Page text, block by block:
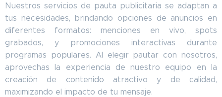
Nuestros servicios de pauta publicitaria se adaptan a
tus necesidades, brindando opciones de anuncios en
diferentes formatos: menciones en vivo, spots
grabados, y promociones interactivas durante
programas populares. Al elegir pautar con nosotros,
aprovechas la experiencia de nuestro equipo en la
creación de contenido atractivo y de calidad,
maximizando el impacto de tu mensaje.